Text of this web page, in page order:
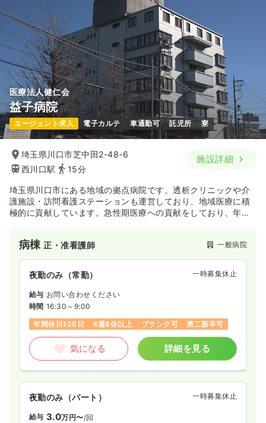
医療法人健仁会
益子病院
エージェント求人 電子カルテ 車通勤可 託児所 寮
埼玉県川口市芝中田2-48-6
西川口駅
15分
施設詳細
埼玉県川口市にある地域の拠点病院です。透析クリニックや介
護施設・訪問看護ステーションも運営しており、地域医療に積
極的に貢献しています。急性期医療への貢献をしており、年間
のが特徴です。
病棟正・准看護師 一般病院
夜勤のみ（常勤） 一時募集休止
給与 お問い合わせください
時間 16:30～9:00
年間休日125日
4週8休以上 ブランク可 第二新卒可
気になる 詳細を見る
夜勤のみ（パート） 一時募集休止
給与 3.0万円〜/回